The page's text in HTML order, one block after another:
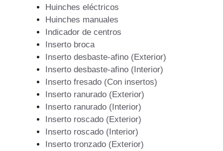
Huinches eléctricos
Huinches manuales
Indicador de centros
Inserto broca
Inserto desbaste-afino (Exterior)
Inserto desbaste-afino (Interior)
Inserto fresado (Con insertos)
Inserto ranurado (Exterior)
Inserto ranurado (Interior)
Inserto roscado (Exterior)
Inserto roscado (Interior)
Inserto tronzado (Exterior)